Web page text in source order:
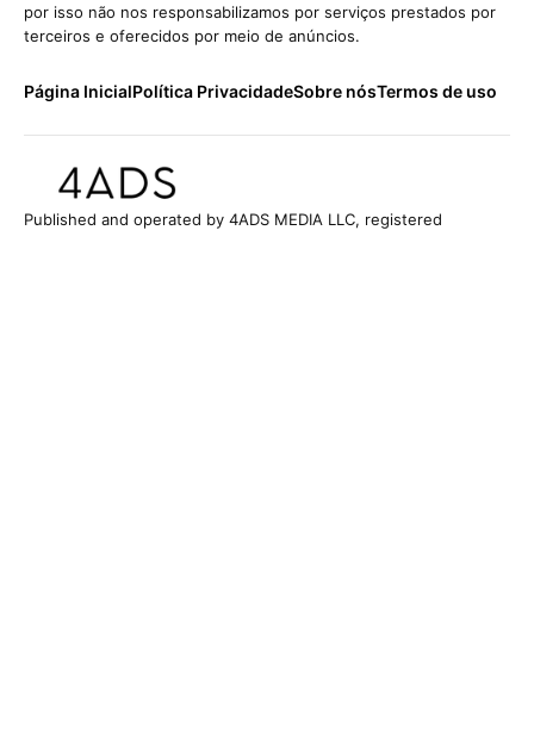
por isso não nos responsabilizamos por serviços prestados por
terceiros e oferecidos por meio de anúncios.
Página InicialPolítica PrivacidadeSobre nósTermos de uso
Published and operated by 4ADS MEDIA LLC, registered